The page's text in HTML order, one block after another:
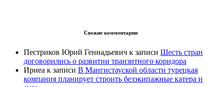
Свежие комментарии
Пестриков Юрий Геннадьевич к записи Шесть стран
договорились о развитии транзитного коридора
Ириеа к записи В Мангистауской области турецкая
компания планирует строить безэкипажные катера и